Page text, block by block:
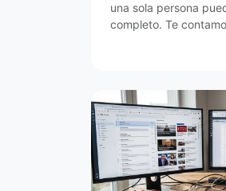
una sola persona
completo. Te